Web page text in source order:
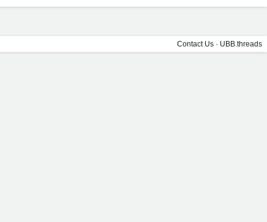
Contact Us · UBB.threads